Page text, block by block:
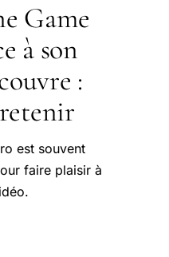
Game
à son
:
est souvent
faire plaisir à